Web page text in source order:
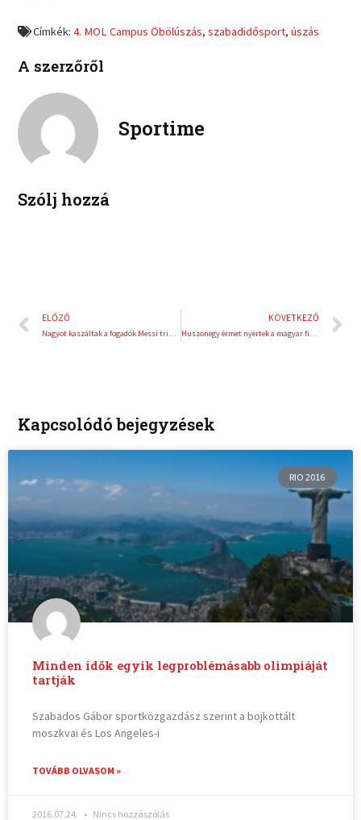
b
o
i
n
i
k
n
n
r
Címkék:4. MOL Campus Öbölúszás,szabadidősport,úszás
A szerzőről
Sportime
Szólj hozzá
Előző
ELŐZŐ
Nagyot kaszáltak a fogadók Messi tripláján –százezres nyeremények a vb hatodik napján
KÖVETKEZŐ
Huszonegy érmet nyertek a magyar fiatalok az IFBB Gyerek Fitness Világbajnokságon
Kapcsolódó bejegyzések
RIO 2016
Minden idők egyik legproblémásabb olimpiáját
tartják
Szabados Gábor sportközgazdász szerint a bojkottált
moszkvai és Los Angeles-i
TOVÁBB OLVASOM »
2016.07.24. Nincs hozzászólás